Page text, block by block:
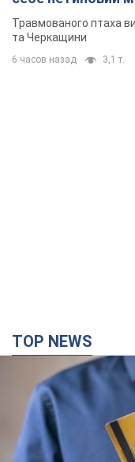
Травмованого птаха
та Черкащини
6 часов назад 3,1 т.
TOP NEWS